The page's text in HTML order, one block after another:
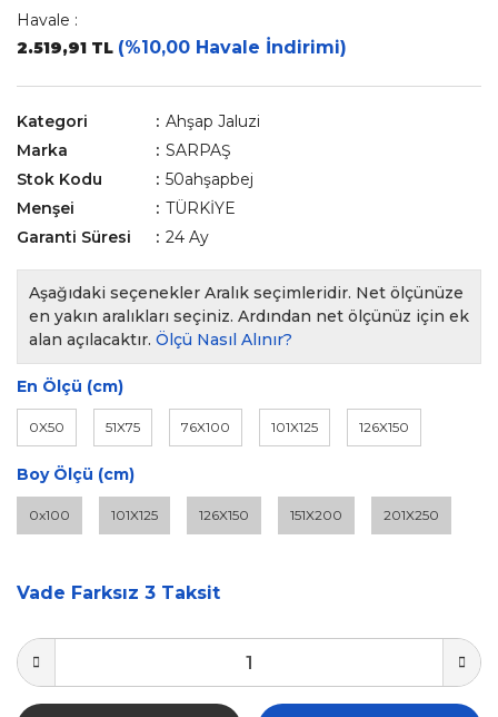
Havale :
2.519,91 TL (%10,00 Havale İndirimi)
Kategori
Ahşap Jaluzi
Marka
SARPAŞ
Stok Kodu
50ahşapbej
Menşei
TÜRKİYE
Garanti Süresi
24 Ay
Aşağıdaki seçenekler Aralık seçimleridir. Net ölçünüze
en yakın aralıkları seçiniz. Ardından net ölçünüz için ek
alan açılacaktır. Ölçü Nasıl Alınır?
En Ölçü (cm)
0X50 51X75 76X100 101X125 126X150
Boy Ölçü (cm)
0x100 101X125 126X150 151X200 201X250
Vade Farksız 3 Taksit